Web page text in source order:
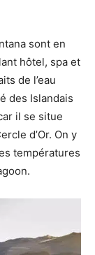
sont en
hôtel, spa et
de l’eau
des Islandais
il se situe
d’Or. On y
températures